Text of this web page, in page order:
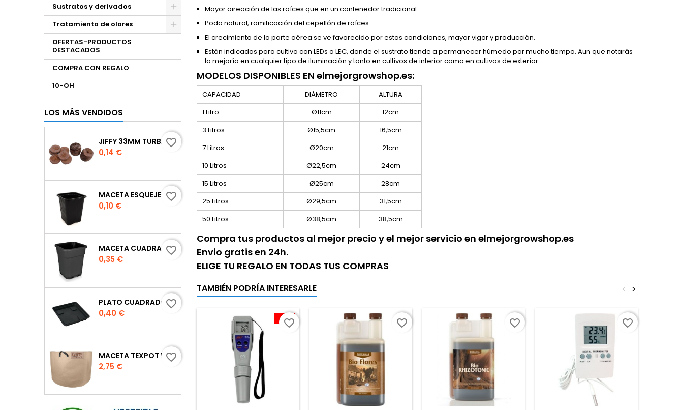
Sustratos y derivados
Tratamiento de olores
OFERTAS-PRODUCTOS
DESTACADOS
COMPRA CON REGALO
10-OH
LOS MÁS VENDIDOS
JIFFY 33MM TURBA
Precio
0,14 €
favorite_border
MACETA ESQUEJE 7X7X8 CM.
Precio
0,10 €
favorite_border
MACETA CUADRADA NEGRA
Precio
0,35 €
favorite_border
PLATO CUADRADO PARA MACETA
Precio
0,40 €
favorite_border
MACETA TEXPOT URBAN COLOR ARENA
Precio
2,75 €
favorite_border
Mayor aireación de las raíces que en un contenedor tradicional.
Poda natural, ramificación del cepellón de raíces
El crecimiento de la parte aérea se ve favorecido por estas condiciones, mayor vigor y producción.
Están indicadas para cultivo con LEDs o LEC, donde el sustrato tiende a permanecer húmedo por mucho tiempo. Aun que notarás
la mejoría en cualquier tipo de iluminación y tanto en cultivos de interior como en cultivos de exterior.
MODELOS DISPONIBLES EN elmejorgrowshop.es:
CAPACIDAD DIÁMETRO
ALTURA
1 Litro
Ø11cm
12cm
3 Litros
Ø15,5cm
16,5cm
7 Litros
Ø20cm
21cm
10 Litros
Ø22,5cm
24cm
15 Litros
Ø25cm
28cm
25 Litros
Ø29,5cm
31,5cm
50 Litros
Ø38,5cm 38,5cm
Compra tus productos al mejor precio y el mejor servicio en elmejorgrowshop.es
Envio gratis en 24h.
ELIGE TU REGALO EN TODAS TUS COMPRAS
TAMBIÉN PODRÍA INTERESARLE >
<
-10%
favorite_border favorite_border favorite_border favorite_border